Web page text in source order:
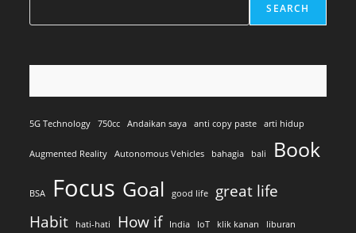
SEARCH
5G Technology 750cc Andaikan saya anti copy paste arti hidup
Augmented Reality Autonomous Vehicles bahagia bali Book
BSA Focus Goal good life
great life
Habit
hati-hati How if India IoT klik kanan liburan